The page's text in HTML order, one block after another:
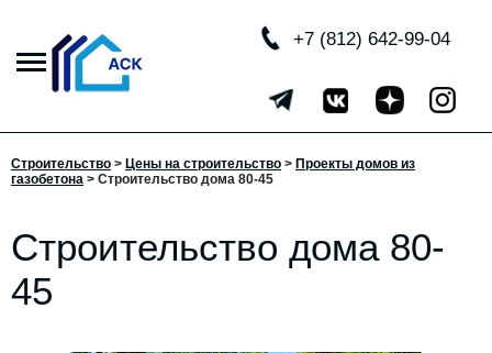
+7 (812) 642-99-04
Строительство > Цены на строительство > Проекты домов из
газобетона > Строительство дома 80-45
Строительство дома 80-
45